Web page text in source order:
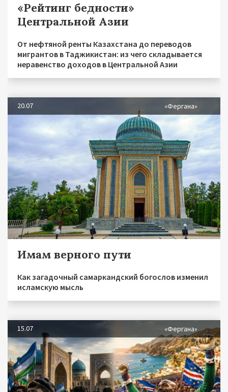
«Рейтинг бедности»
Центральной Азии
От нефтяной ренты Казахстана до переводов
мигрантов в Таджикистан: из чего складывается
неравенство доходов в Центральной Азии
20.07 «Фергана»
Имам верного пути
Как загадочный самаркандский богослов изменил
исламскую мысль
15.07 «Фергана»